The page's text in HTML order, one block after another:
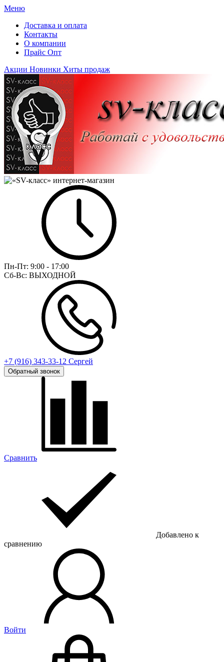
Меню
Доставка и оплата
Контакты
О компании
Прайс Опт
Акции Новинки Хиты продаж
Пн-Пт: 9:00 - 17:00
Сб-Вс: ВЫХОДНОЙ
+7 (916) 343-33-12 Сергей
Обратный звонок
Сравнить
Добавлено к
сравнению
Войти